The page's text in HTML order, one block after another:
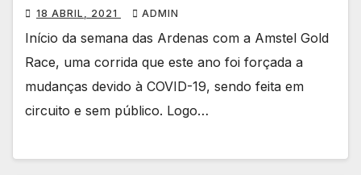
18 ABRIL, 2021 ADMIN
Início da semana das Ardenas com a Amstel Gold
Race, uma corrida que este ano foi forçada a
mudanças devido à COVID-19, sendo feita em
circuito e sem público. Logo…